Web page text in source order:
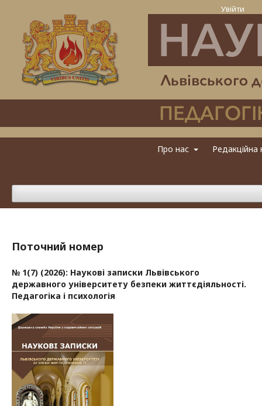
Про нас Редакційна
Увійти
Поточний номер
№ 1(7) (2026): Наукові записки Львівського
державного університету безпеки життєдіяльності.
Педагогіка і психологія